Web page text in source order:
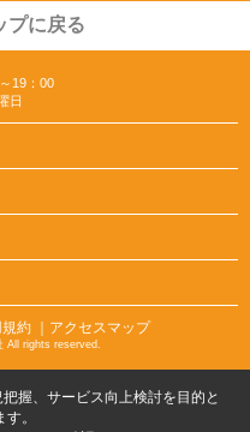
プに戻る
19：00
日
約 ｜アクセスマップ
All rights reserved.
握、サービス向上検討を目的と
。